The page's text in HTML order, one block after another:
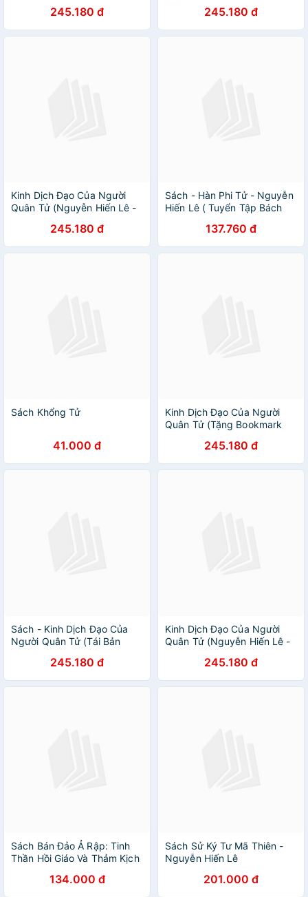
Bookmark PL)245.180 đ 245.180 đ
Kinh Dịch Đạo Của Người
Quân Tử (Nguyễn Hiến Lê -
Booksmark)245.180 đ
Sách - Hàn Phi Tử - Nguyễn
Hiến Lê ( Tuyển Tập Bách
137.760 đ
Sách Khổng Tử
41.000 đ
Kinh Dịch Đạo Của Người
Quân Tử (Tặng Bookmark
245.180 đ
Sách - Kinh Dịch Đạo Của
Người Quân Tử (Tái Bản
245.180 đ
Kinh Dịch Đạo Của Người
Quân Tử (Nguyễn Hiến Lê -
Kho Audio Books)
245.180 đ
Sách Bán Đảo Ả Rập: Tinh
Thần Hồi Giáo Và Thảm Kịch
134.000 đ
Sách Sử Ký Tư Mã Thiên -
Nguyễn Hiến Lê
201.000 đ